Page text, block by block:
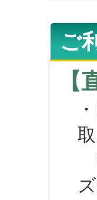
ご
・
※